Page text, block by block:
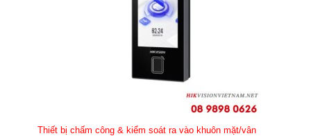
Thiết bị chấm công & kiểm soát ra vào khuôn mặt/vân